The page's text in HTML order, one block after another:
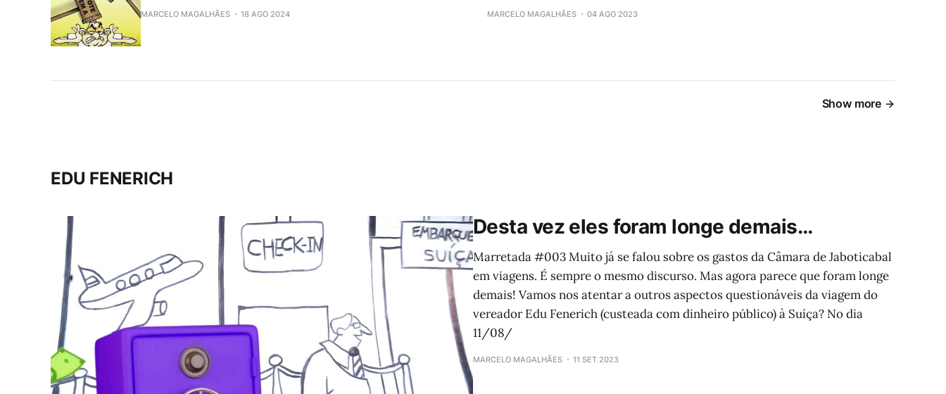
MARCELO MAGALHÃES 18 AGO 2024 MARCELO MAGALHÃES 04 AGO 2023
Show more
EDU FENERICH
Desta vez eles foram longe demais…
Marretada #003 Muito já se falou sobre os gastos da Câmara de Jaboticabal
em viagens. É sempre o mesmo discurso. Mas agora parece que foram longe
demais! Vamos nos atentar a outros aspectos questionáveis da viagem do
vereador Edu Fenerich (custeada com dinheiro público) à Suíça? No dia
11/08/
MARCELO MAGALHÃES 11 SET 2023